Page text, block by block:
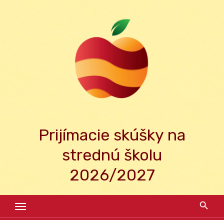
Prijímacie skúšky na
strednú školu
2026/2027